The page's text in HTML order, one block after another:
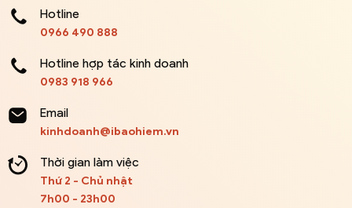
Hotline
0966 490 888
Hotline hợp tác kinh doanh
0983 918 966
Email
kinhdoanh@ibaohiem.vn
Thời gian làm việc
Thứ 2 - Chủ nhật
7h00 - 23h00